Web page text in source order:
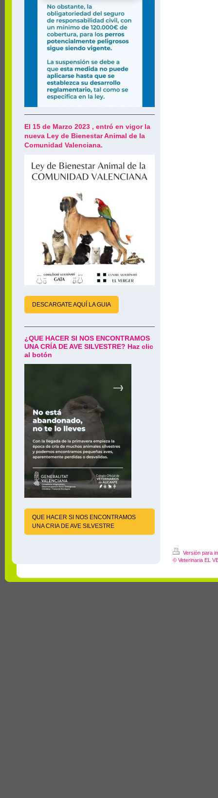
El 15 de Marzo 2023 , entró en vigor la
nueva Ley de Bienestar Animal de la
Comunidad Valenciana.
DESCARGATE AQUÍ LA GUIA
¿QUE HACER SI NOS ENCONTRAMOS
UNA CRÍA DE AVE SILVESTRE? Haz clic
al botón
QUE HACER SI NOS ENCONTRAMOS
UNA CRIA DE AVE SILVESTRE
Versión para
© Veterinaria EL